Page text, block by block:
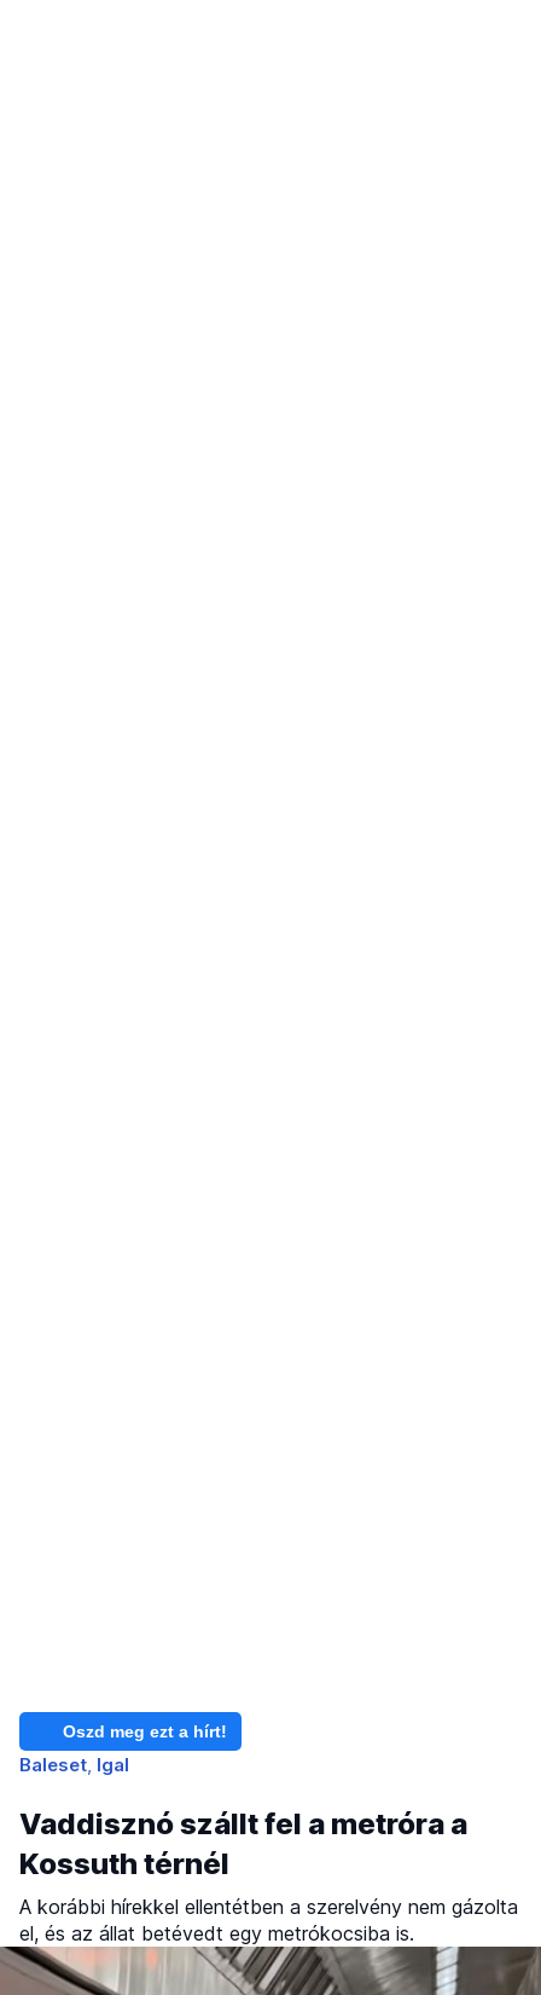
Oszd meg ezt a hírt!
Baleset Igal
Vaddisznó szállt fel a metróra a
Kossuth térnél
A korábbi hírekkel ellentétben a szerelvény nem gázolta
el, és az állat betévedt egy metrókocsiba is.